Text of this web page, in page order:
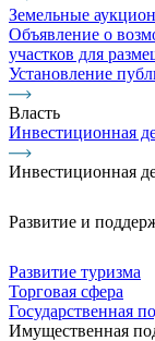
Земельные
Объявление о
участков для
Установление
Власть
Инвестиционная
Инвестиционная
Развитие и
Развитие туризма
Торговая сфера
Государственная
Имущественная